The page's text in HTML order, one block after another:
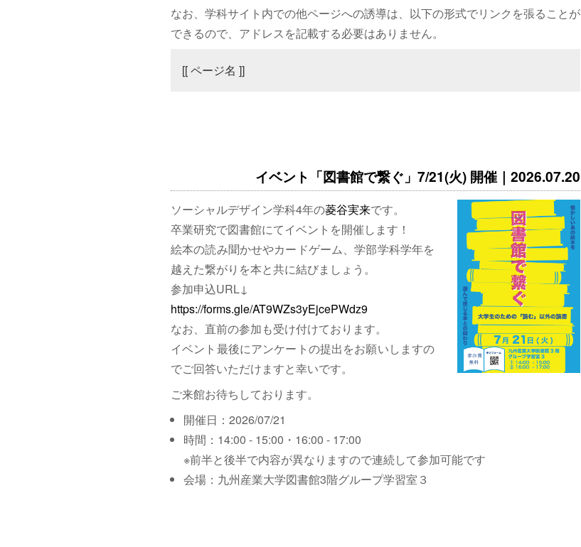
なお、学科サイト内での他ページへの誘導は、以下の形式でリンクを張ることが
できるので、アドレスを記載する必要はありません。
[[ ページ名 ]]
イベント「図書館で繋ぐ」7/21(火) 開催｜2026.07.20
ソーシャルデザイン学科4年の菱谷実来です。
卒業研究で図書館にてイベントを開催します！
絵本の読み聞かせやカードゲーム、学部学科学年を
越えた繋がりを本と共に結びましょう。
参加申込URL↓
https://forms.gle/AT9WZs3yEjcePWdz9
なお、直前の参加も受け付けております。
イベント最後にアンケートの提出をお願いしますの
でご回答いただけますと幸いです。
ご来館お待ちしております。
開催日：2026/07/21
時間：14:00 - 15:00・16:00 - 17:00
※前半と後半で内容が異なりますので連続して参加可能です
会場：九州産業大学図書館3階グループ学習室３